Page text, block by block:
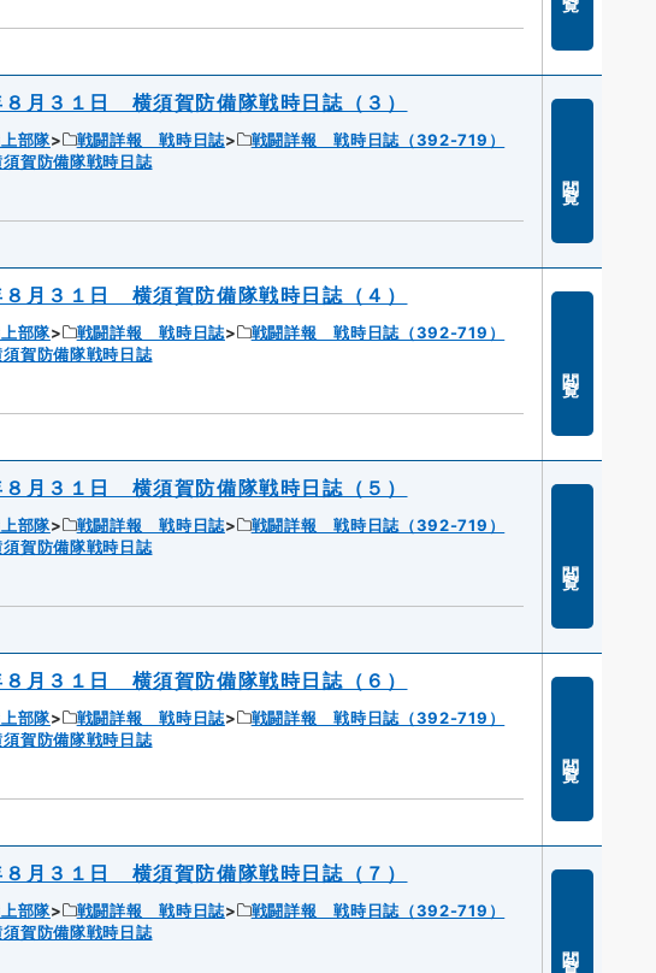
月３１日 横須賀防備隊戦時日誌（３）
部隊 戦闘詳報 戦時日誌
戦闘詳報 戦時日誌（392-719）
賀防備隊戦時日誌
月３１日 横須賀防備隊戦時日誌（４）
部隊 戦闘詳報 戦時日誌
戦闘詳報 戦時日誌（392-719）
賀防備隊戦時日誌
月３１日 横須賀防備隊戦時日誌（５）
部隊 戦闘詳報 戦時日誌
戦闘詳報 戦時日誌（392-719）
賀防備隊戦時日誌
月３１日 横須賀防備隊戦時日誌（６）
部隊 戦闘詳報 戦時日誌
戦闘詳報 戦時日誌（392-719）
賀防備隊戦時日誌
月３１日 横須賀防備隊戦時日誌（７）
部隊 戦闘詳報 戦時日誌
戦闘詳報 戦時日誌（392-719）
賀防備隊戦時日誌